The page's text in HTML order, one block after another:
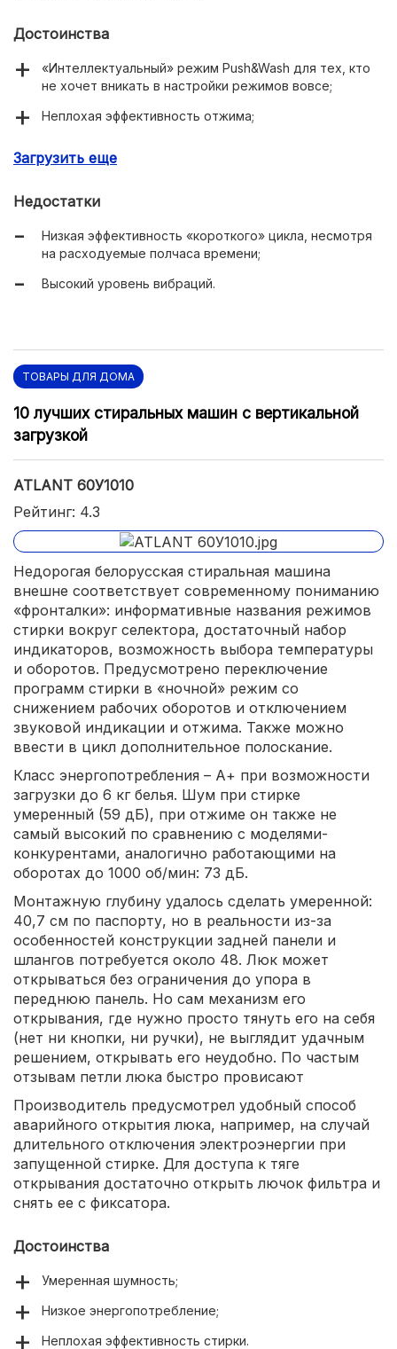
Достоинства
«Интеллектуальный» режим Push&Wash для тех, кто
не хочет вникать в настройки режимов вовсе;
Неплохая эффективность отжима;
Загрузить еще
Недостатки
Низкая эффективность «короткого» цикла, несмотря
на расходуемые полчаса времени;
Высокий уровень вибраций.
ТОВАРЫ ДЛЯ ДОМА
10 лучших стиральных машин с вертикальной
загрузкой
ATLANT 60У1010
Рейтинг: 4.3
Недорогая белорусская стиральная машина
внешне соответствует современному пониманию
«фронталки»: информативные названия режимов
стирки вокруг селектора, достаточный набор
индикаторов, возможность выбора температуры
и оборотов. Предусмотрено переключение
программ стирки в «ночной» режим со
снижением рабочих оборотов и отключением
звуковой индикации и отжима. Также можно
ввести в цикл дополнительное полоскание.
Класс энергопотребления – А+ при возможности
загрузки до 6 кг белья. Шум при стирке
умеренный (59 дБ), при отжиме он также не
самый высокий по сравнению с моделями-
конкурентами, аналогично работающими на
оборотах до 1000 об/мин: 73 дБ.
Монтажную глубину удалось сделать умеренной:
40,7 см по паспорту, но в реальности из-за
особенностей конструкции задней панели и
шлангов потребуется около 48. Люк может
открываться без ограничения до упора в
переднюю панель. Но сам механизм его
открывания, где нужно просто тянуть его на себя
(нет ни кнопки, ни ручки), не выглядит удачным
решением, открывать его неудобно. По частым
отзывам петли люка быстро провисают
Производитель предусмотрел удобный способ
аварийного открытия люка, например, на случай
длительного отключения электроэнергии при
запущенной стирке. Для доступа к тяге
открывания достаточно открыть лючок фильтра и
снять ее с фиксатора.
Достоинства
Умеренная шумность;
Низкое энергопотребление;
Неплохая эффективность стирки.